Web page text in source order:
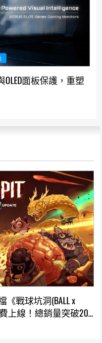
面板保護，重塑
《戰球坑洞(BALL x
上線！總銷量突破200